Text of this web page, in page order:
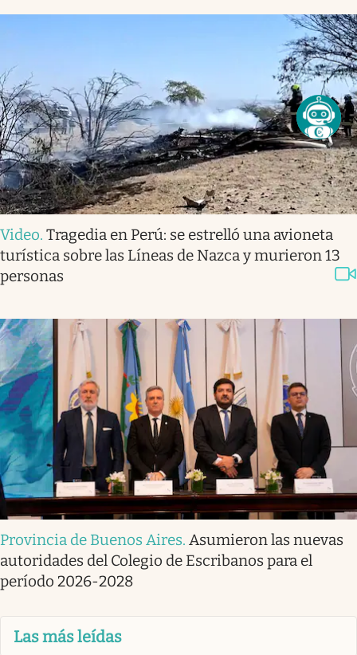
Video. Tragedia en Perú: se estrelló una avioneta
turística sobre las Líneas de Nazca y murieron 13
personas
Provincia de Buenos Aires. Asumieron las nuevas
autoridades del Colegio de Escribanos para el
período 2026-2028
Las más leídas